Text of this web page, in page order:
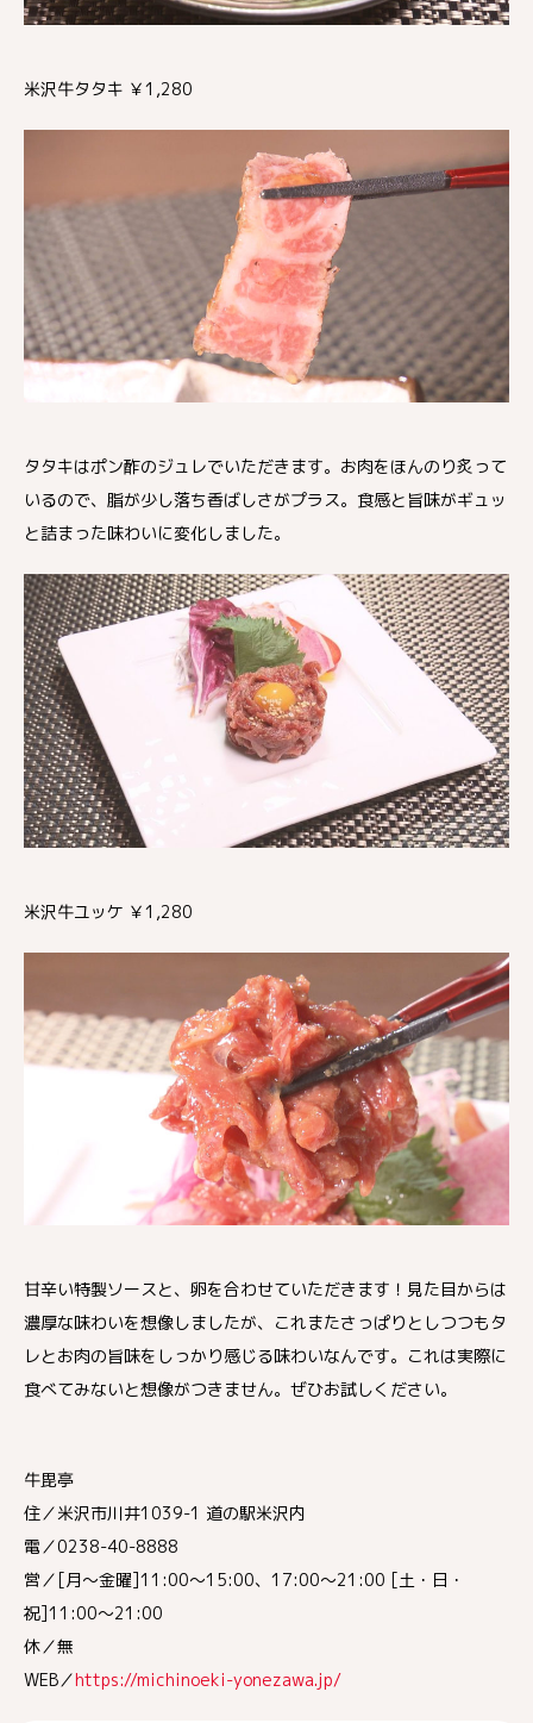
米沢牛タタキ ￥1,280
タタキはポン酢のジュレでいただきます。お肉をほんのり炙って
いるので、脂が少し落ち香ばしさがプラス。食感と旨味がギュッ
と詰まった味わいに変化しました。
米沢牛ユッケ ￥1,280
甘辛い特製ソースと、卵を合わせていただきます！見た目からは
濃厚な味わいを想像しましたが、これまたさっぱりとしつつもタ
レとお肉の旨味をしっかり感じる味わいなんです。これは実際に
食べてみないと想像がつきません。ぜひお試しください。
牛毘亭
住／米沢市川井1039-1 道の駅米沢内
電／0238-40-8888
営／[月～金曜]11:00～15:00、17:00～21:00 [土・日・
祝]11:00～21:00
休／無
WEB／https://michinoeki-yonezawa.jp/